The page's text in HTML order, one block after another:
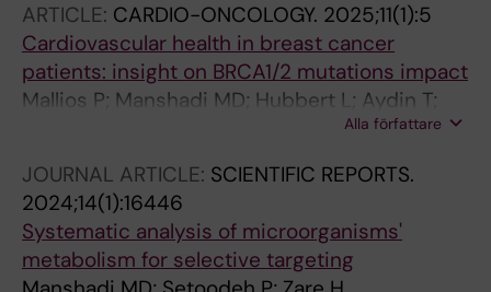
ARTICLE: CARDIO-ONCOLOGY. 2025;11(1):5
Cardiovascular health in breast cancer
patients: insight on BRCA1/2 mutations impact
Mallios P; Manshadi MD; Hubbert L; Aydin T;
Maes C; Rantala J; Liljegren A; Kiani NA;
Alla författare
JOURNAL ARTICLE: SCIENTIFIC REPORTS.
2024;14(1):16446
Systematic analysis of microorganisms'
metabolism for selective targeting